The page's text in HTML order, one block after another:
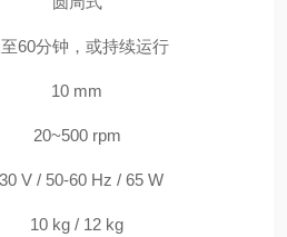
60分钟，或持续运行
10 mm
20~500 rpm
V / 50-60 Hz / 65 W
10 kg / 12 kg